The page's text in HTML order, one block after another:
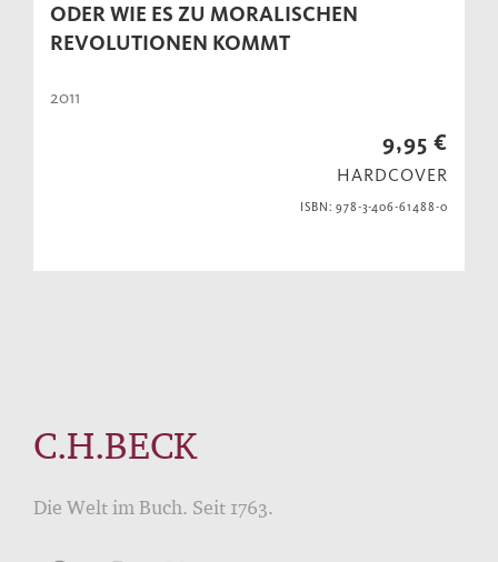
ODER WIE ES ZU MORALISCHEN
REVOLUTIONEN KOMMT
2011
9,95 €
HARDCOVER
ISBN: 978-3-406-61488-0
C.H.BECK
Die Welt im Buch. Seit 1763.